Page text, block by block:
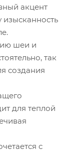
акцент
шеи и
так
создания
для теплой
с